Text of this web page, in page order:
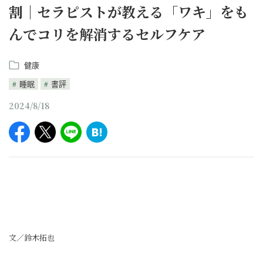
割｜セラピストが教える「ワキ」をも
んでコリを解消するセルフケア
健康
睡眠
書評
2024/8/18
文／鈴木拓也